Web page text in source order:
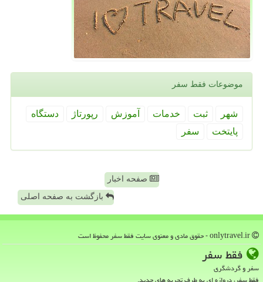
موضوعات فقط سفر
شهر ثبت خدمات آموزش رپورتاژ
دستگاه
پایتخت
سفر
صفحه اخبار
بازگشت به صفحه اصلی
فقط سفر
سفر و گردشگری